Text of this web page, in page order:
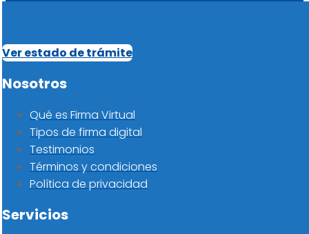
Ver estado de trámite
Nosotros
Qué es Firma Virtual
Tipos de firma digital
Testimonios
Términos y condiciones
Política de privacidad
Servicios